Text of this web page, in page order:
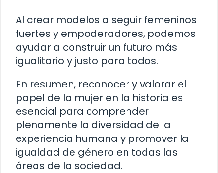
Al crear modelos a seguir femeninos
fuertes y empoderadores, podemos
ayudar a construir un futuro más
igualitario y justo para todos.
En resumen, reconocer y valorar el
papel de la mujer en la historia es
esencial para comprender
plenamente la diversidad de la
experiencia humana y promover la
igualdad de género en todas las
áreas de la sociedad.